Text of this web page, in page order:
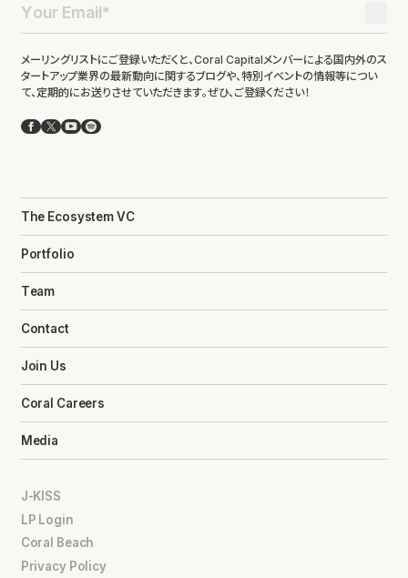
メーリングリストにご登録いただくと、Coral Capitalメンバーによる国内外のス
タートアップ業界の最新動向に関するブログや、特別イベントの情報等につい
て、定期的にお送りさせていただきます。ぜひ、ご登録ください！
Facebook
X YouTube
Spotify
The Ecosystem VC
Portfolio
Team
Contact
Join Us
Coral Careers
Media
J-KISS
LP Login
Coral Beach
Privacy Policy